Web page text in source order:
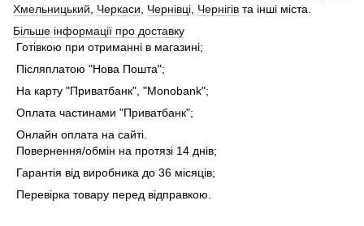
Хмельницький
Черкаси Чернівці Чернігів та інші міста.
Більше інформації про доставку
Готівкою при отриманні в магазині;
Післяплатою "Нова Пошта";
На карту "Приватбанк", "Monobank";
Оплата частинами "Приватбанк";
Онлайн оплата на сайті.
Повернення/обмін на протязі 14 днів;
Гарантія від виробника до 36 місяців;
Перевірка товару перед відправкою.